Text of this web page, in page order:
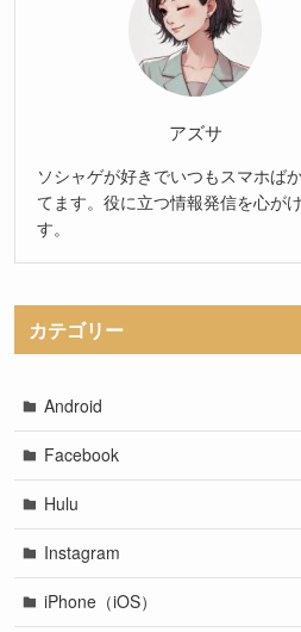
アズサ
ソシャゲが好きでいつもスマホば
てます。役に立つ情報発信を心が
す。
カテゴリー
Android
Facebook
Hulu
Instagram
iPhone（iOS）